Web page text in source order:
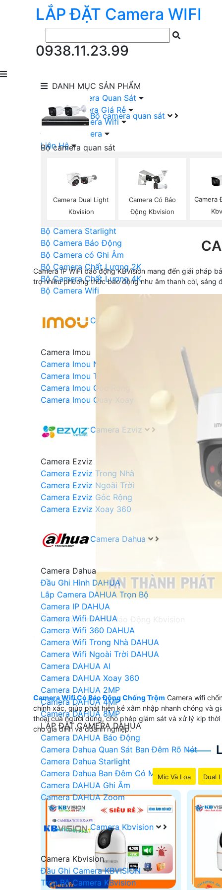
LẮP ĐẶT Camera WIFI
0938.11.23.99
DANH MỤC SẢN PHẨM
Bộ camera quan sát
Bộ camera quan sát
Camera KBVISION Trọn Bộ
Camera DAHUA Trọn Bộ
Camera giá Rẻ Trọn Bộ
Bộ Camera Nên Dùng
Bộ Camera Starlight
Bộ Camera Báo Động
Bộ Camera có Ghi Âm
Bộ Camera Chất Lượng 2K
Bộ Camera Chất Lượng 4K
Bộ Camera Wifi
Camera Imou
Camera Imou
Camera Imou Ngoài trời
Camera Imou Trong Nhà
Camera Imou Góc Rộng
Camera Imou Quay Xoay
Camera Ezviz
Camera Ezviz
Camera Ezviz Trong Nhà
Camera Ezviz Ngoài Trời
Camera Ezviz Góc Rộng
Camera Ezviz Xoay 360
Camera Dahua
Camera Dahua
Đầu Ghi Hình DAHUA
Lắp Camera DAHUA Trọn Bộ
Camera IP DAHUA
Camera Wifi DAHUA
Camera Wifi 360 DAHUA
Camera Wifi Trong Nhà DAHUA
Camera Wifi Ngoài Trời DAHUA
Camera DAHUA AI
Camera DAHUA Xoay 360
Camera DAHUA 2MP
Camera DAHUA 4MP
Camera DAHUA 8MP
LẮP ĐẶT CAMERA DAHUA
Camera DAHUA Báo Động
Camera Dahua Quan Sát Ban Đêm Rõ Nét
Camera Dahua Starlight
Camera Dahua Ban Đêm Có Màu
Camera DAHUA Ghi Âm
Camera DAHUA Zoom
Camera Kbvision
Camera Kbvision
Đầu Ghi Camera KBVISION
Trọn Bộ Camera KBvision
lắp Đặt Camera Quan Sát
Lắp Bộ Camera Giá Rẻ
Lắp Đặt Camera Wifi
Đầu Ghi Camera
Liên Hệ
Camera Dual Light
Kbvision
Camera Có Báo
Động Kbvision
Camera
Camera IP WiFi báo động KBVision mang đến giải pháp
trợ nhiều phương thức báo động như âm thanh còi, sáng
Camera Wifi Có Báo Động Chống Trộm Camera wifi
chính xác, giúp phát hiện kẻ xâm nhập nhanh chóng và
thoại của người dùng, cho phép giám sát và xử lý kịp
cho gia đình và doanh nghiệp.
Mic Và Loa Dual